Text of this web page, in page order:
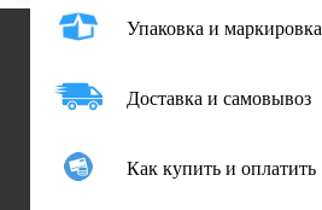
Упаковка и маркировка
Доставка и самовывоз
Как купить и оплатить